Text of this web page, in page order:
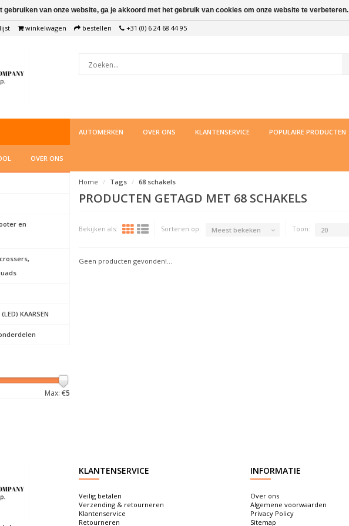
winkelwagen bestellen +31 (0) 6 24 68 44 95
AUTOMERKEN OVER ONS KLANTENSERVICE POPULAIRE PRODUCTEN
OVER ONS
en
KAARSEN
Max: €5
Home Tags 68 schakels
PRODUCTEN GETAGD MET 68 SCHAKELS
Bekijken als: Sorteren op: Meest bekeken Toon: 20
Geen producten gevonden!...
KLANTENSERVICE
Veilig betalen
Verzending & retourneren
Klantenservice
Retourneren
INFORMATIE
Over ons
Algemene voorwaarden
Privacy Policy
Sitemap
gebruiken van onze website, ga je akkoord met het gebruik van cookies om onze website te verbeteren.